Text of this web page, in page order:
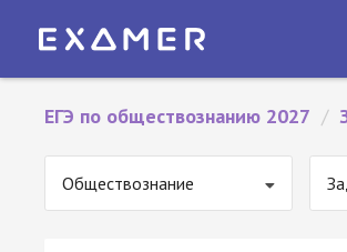
ЕГЭ по обществознанию 2027 /
Обществознание